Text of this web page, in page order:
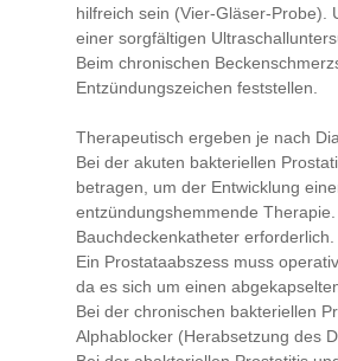
hilfreich sein (Vier-Gläser-Probe).
einer sorgfältigen
Beim chronischen
Entzündungszeichen feststellen.
Therapeutisch ergeben je nach
Bei der akuten bakteriellen
betragen, um der Entwicklung
entzündungshemmende
Bauchdeckenkatheter erforderlich.
Ein Prostataabszess muss
da es sich um einen
Bei der chronischen bakteriellen
Alphablocker (Herabsetzung des